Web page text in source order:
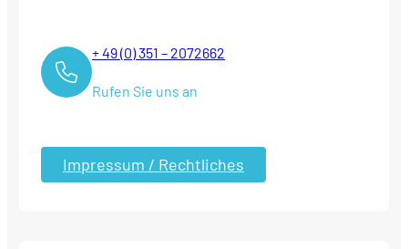
+ 49 (0) 351 – 2072662
Rufen Sie uns an
Impressum / Rechtliches